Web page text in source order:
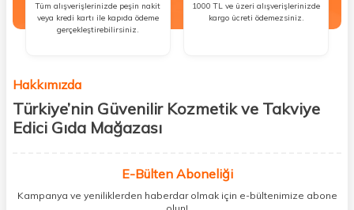
Tüm alışverişlerinizde peşin nakit
veya kredi kartı ile kapıda ödeme
gerçekleştirebilirsiniz.
1000 TL ve üzeri alışverişlerinizde
kargo ücreti ödemezsiniz.
Hakkımızda
Türkiye’nin Güvenilir Kozmetik ve Takviye
Edici Gıda Mağazası
kişisel bakım hem de takviye edici gıda ürünlerini sizlerle
buluşturuyoruz. Artık mağaza mağaza dolaşmanıza gerek yok;
ihtiyacınız olan her şeyi tek bir çatı altında topluyor ve kapınıza kadar
E-Bülten Aboneliği
Kampanya ve yeniliklerden haberdar olmak için e-bültenimize abone